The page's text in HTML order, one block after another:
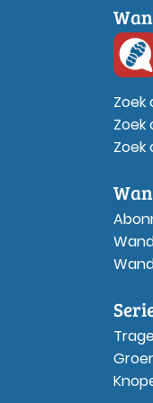
Zoek
Zoek
Zoek